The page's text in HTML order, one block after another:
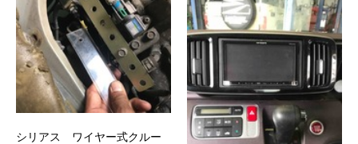
シリアス ワイヤー式クルー